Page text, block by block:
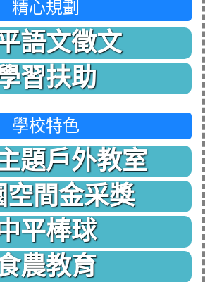
精心規劃
語文徵文
習扶助
學校特色
題戶外教室
空間金采獎
平棒球
農教育